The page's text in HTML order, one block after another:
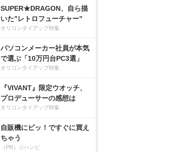
SUPER★DRAGON、自ら描
いた”レトロフューチャー”
オリコンタイアップ特集
パソコンメーカー社員が本気
で選ぶ「10万円台PC3選」
オリコンタイアップ特集
『VIVANT』限定ウオッチ、
プロデューサーの感想は
オリコンタイアップ特集
自販機にピッ！ですぐに買え
ちゃう
（PR）ジハンピ